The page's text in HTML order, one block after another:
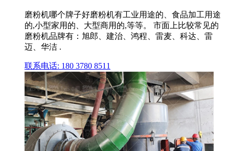
磨粉机哪个牌子好磨粉机有工业用途的、食品加工用途
的,小型家用的、大型商用的,等等。 市面上比较常见的
磨粉机品牌有：旭郎、建治、鸿程、雷麦、科达、雷
迈、华洁 .
联系电话: 180 3780 8511